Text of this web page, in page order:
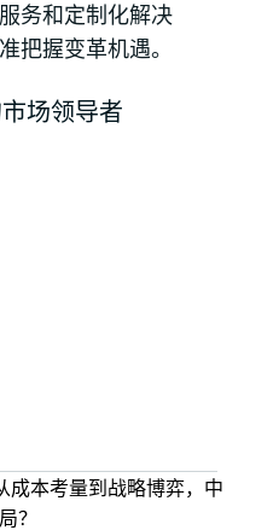
务和定制化解决
把握变革机遇。
场领导者